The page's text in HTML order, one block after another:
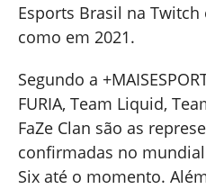
Esports Brasil na Twitch
como em 2021.
Segundo a
FURIA, Team Liquid,
FaZe Clan são as
confirmadas no
Six até o momento.